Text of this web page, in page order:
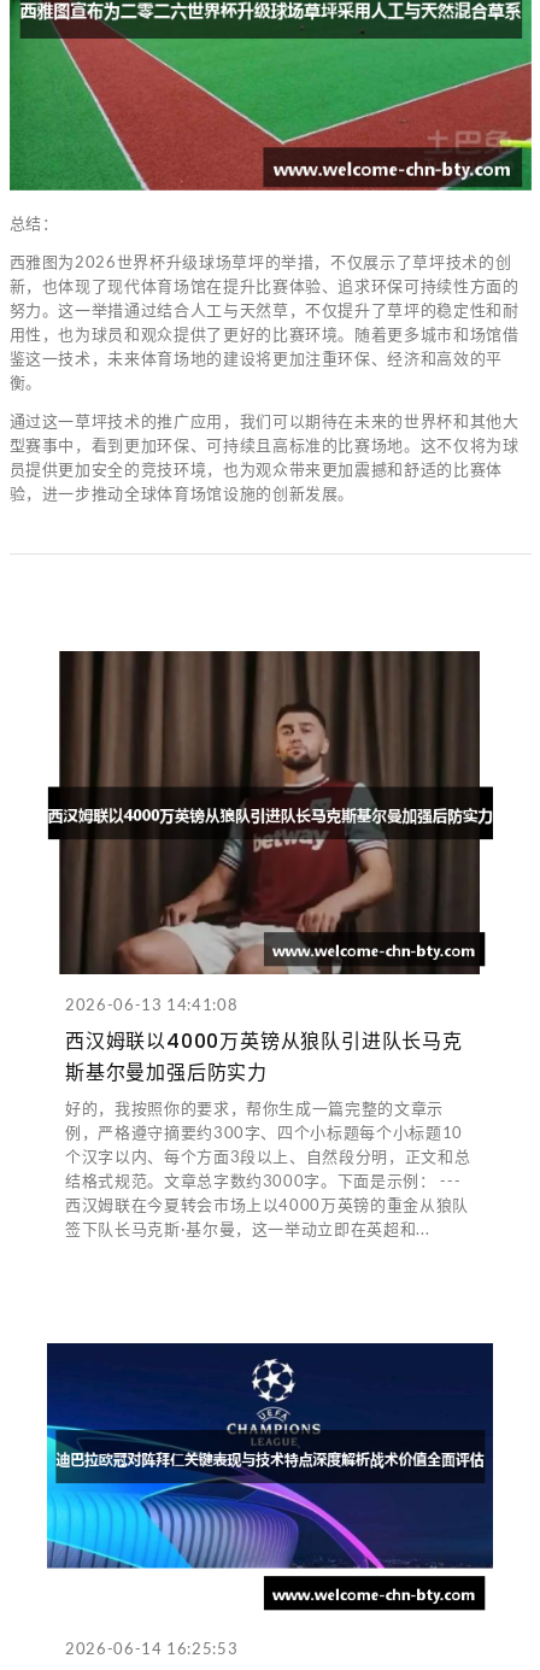
总结：
西雅图为2026世界杯升级球场草坪的举措，不仅展示了草坪技术的创
新，也体现了现代体育场馆在提升比赛体验、追求环保可持续性方面的
努力。这一举措通过结合人工与天然草，不仅提升了草坪的稳定性和耐
用性，也为球员和观众提供了更好的比赛环境。随着更多城市和场馆借
鉴这一技术，未来体育场地的建设将更加注重环保、经济和高效的平
衡。
通过这一草坪技术的推广应用，我们可以期待在未来的世界杯和其他大
型赛事中，看到更加环保、可持续且高标准的比赛场地。这不仅将为球
员提供更加安全的竞技环境，也为观众带来更加震撼和舒适的比赛体
验，进一步推动全球体育场馆设施的创新发展。
2026-06-13 14:41:08
西汉姆联以4000万英镑从狼队引进队长马克
斯基尔曼加强后防实力
好的，我按照你的要求，帮你生成一篇完整的文章示
例，严格遵守摘要约300字、四个小标题每个小标题10
个汉字以内、每个方面3段以上、自然段分明，正文和总
结格式规范。文章总字数约3000字。下面是示例： ---
西汉姆联在今夏转会市场上以4000万英镑的重金从狼队
签下队长马克斯·基尔曼，这一举动立即在英超和...
2026-06-14 16:25:53